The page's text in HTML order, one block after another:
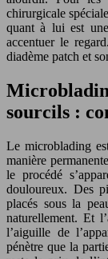
chirurgicale
quant à lui est
accentuer le
diadème patch et
sourcils :
Le microblading
manière
le procédé
douloureux. Des
placés sous la
naturellement. Et
l’aiguille de
pénètre que la